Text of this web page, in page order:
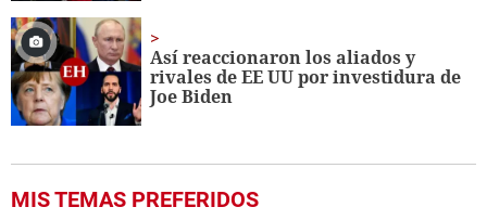
Así reaccionaron los aliados y
rivales de EE UU por investidura de
Joe Biden
MIS TEMAS PREFERIDOS